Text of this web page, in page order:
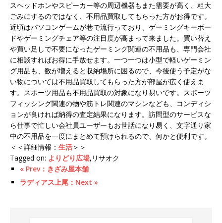
スヘッドホンやスピーカー等の周辺機器もまた需要が高く、粗大
ごみにするのではなく、不用品買取してもらった方がお得です。
近頃はパソコンゲームが巷で流行っており、ゲーミングキーボー
ドやゲーミングチェア等の注目度が高まって来ました。買い替え
や買い足しで不要になったゲーミング関連の不用品も、専門会社
に相談すればお得に手放せます。一つ一つは小型で軽いゲーミン
グ用品も、数が増えると収納場所に困るので、今後使う予定がな
い物については不用品買取してもらった方が部屋が広く使えま
す。スポーツ用品も不用品買取の対象になり易いです。スポーツ
フィッシング関連の物や筋トレ関連のマシンなども、コンディシ
ョンが良ければ納得の査定結果になります。訪問型のサービスな
ら仕事で忙しい会社員ユーザーもお世話になり易く、文字通り家
中の不用品を一度にまとめて預けられるので、何かと便利です。
＜＜詳細情報： 生活＞＞
Tagged on: よりどり広場,リサオク
« Prev：きざみ屋本舗
ラディアス上尾：Next »